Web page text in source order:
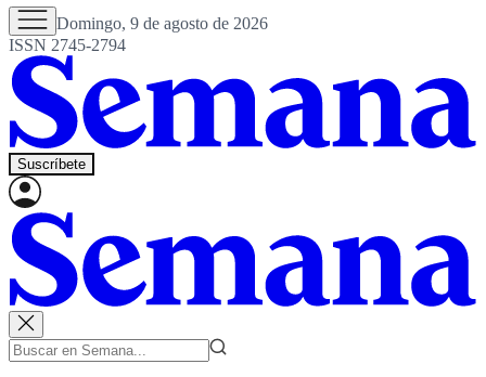
Domingo, 9 de agosto de 2026
ISSN 2745-2794
Suscríbete